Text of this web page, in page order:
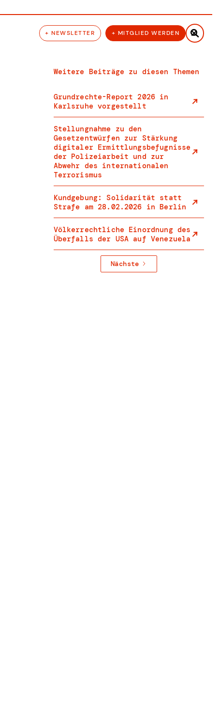
+ NEWSLETTER + MITGLIED WERDEN 
Weitere Beiträge zu diesen Themen
Grundrechte-Report 2026 in
Karlsruhe vorgestellt
Stellungnahme zu den
Gesetzentwürfen zur Stärkung
digitaler Ermittlungsbefugnisse
der Polizeiarbeit und zur
Abwehr des internationalen
Terrorismus
Kundgebung: Solidarität statt
Strafe am 28.02.2026 in Berlin
Völkerrechtliche Einordnung des
Überfalls der USA auf Venezuela
Nächste